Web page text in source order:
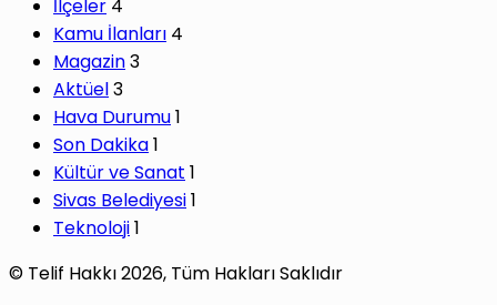
İlçeler 4
Kamu İlanları 4
Magazin3
Aktüel3
Hava Durumu1
Son Dakika1
Kültür ve Sanat 1
Sivas Belediyesi1
Teknoloji1
© Telif Hakkı 2026, Tüm Hakları Saklıdır